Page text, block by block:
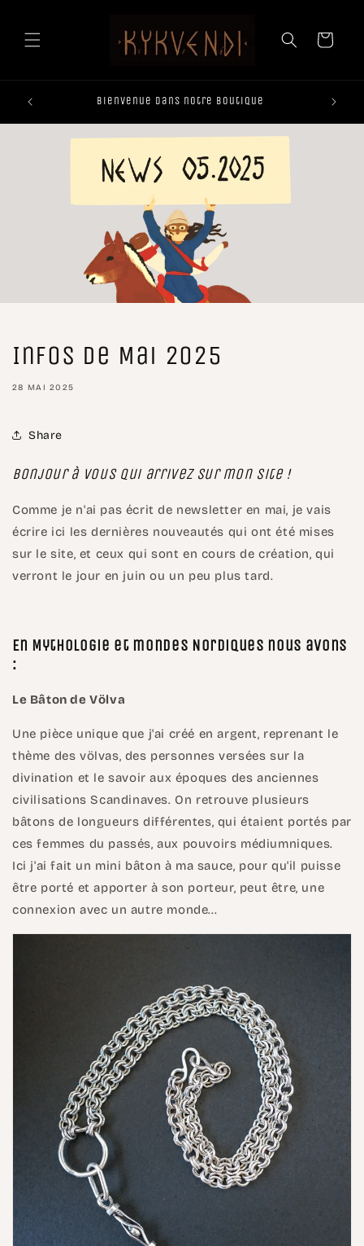
au
contenu
Panier
Bienvenue dans notre boutique
Infos de Mai 2025
28 MAI 2025
Share
Bonjour à vous qui arrivez sur mon site !
Comme je n'ai pas écrit de newsletter en mai, je vais
écrire ici les dernières nouveautés qui ont été mises
sur le site, et ceux qui sont en cours de création, qui
verront le jour en juin ou un peu plus tard.
En Mythologie et mondes Nordiques nous avons
:
Le Bâton de Völva
Une pièce unique que j'ai créé en argent, reprenant le
thème des völvas, des personnes versées sur la
divination et le savoir aux époques des anciennes
civilisations Scandinaves. On retrouve plusieurs
bâtons de longueurs différentes, qui étaient portés par
ces femmes du passés, aux pouvoirs médiumniques.
Ici j'ai fait un mini bâton à ma sauce, pour qu'il puisse
être porté et apporter à son porteur, peut être, une
connexion avec un autre monde...